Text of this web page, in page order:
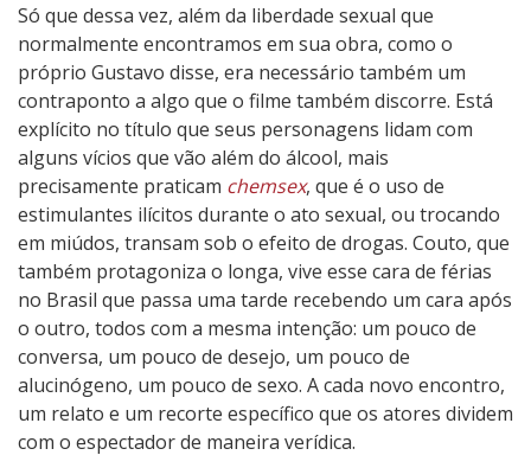
Só que dessa vez, além da liberdade sexual que
normalmente encontramos em sua obra, como o
próprio Gustavo disse, era necessário também um
contraponto a algo que o filme também discorre. Está
explícito no título que seus personagens lidam com
alguns vícios que vão além do álcool, mais
precisamente praticam chemsex, que é o uso de
estimulantes ilícitos durante o ato sexual, ou trocando
em miúdos, transam sob o efeito de drogas. Couto, que
também protagoniza o longa, vive esse cara de férias
no Brasil que passa uma tarde recebendo um cara após
o outro, todos com a mesma intenção: um pouco de
conversa, um pouco de desejo, um pouco de
alucinógeno, um pouco de sexo. A cada novo encontro,
um relato e um recorte específico que os atores dividem
com o espectador de maneira verídica.